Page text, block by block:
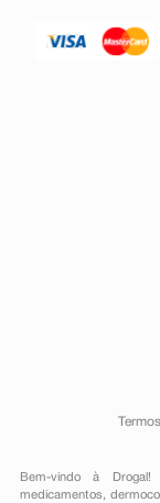
Bem-vindo à
medicamentos ,